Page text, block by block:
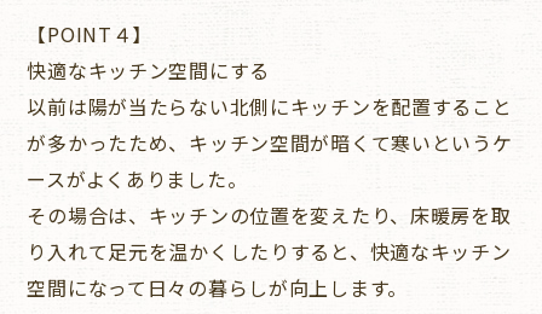
【POINT４】
快適なキッチン空間にする
以前は陽が当たらない北側にキッチンを配置すること
が多かったため、キッチン空間が暗くて寒いというケ
ースがよくありました。
その場合は、キッチンの位置を変えたり、床暖房を取
り入れて足元を温かくしたりすると、快適なキッチン
空間になって日々の暮らしが向上します。